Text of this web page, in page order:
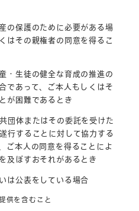
の保護のために必要がある場
はその親権者の同意を得るこ
・生徒の健全な育成の推進の
であって、ご本人もしくはそ
が困難であるとき
団体またはその委託を受けた
行することに対して協力する
ご本人の同意を得ることによ
及ぼすおそれがあるとき
は公表をしている場合
供を含むこと